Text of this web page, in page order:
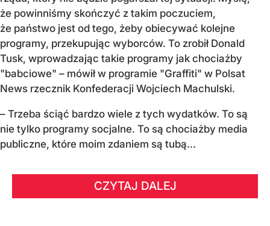
że powinniśmy skończyć z takim poczuciem,
że państwo jest od tego, żeby obiecywać kolejne
programy, przekupując wyborców. To zrobił Donald
Tusk, wprowadzając takie programy jak chociażby
"babciowe" – mówił w programie "Graffiti" w Polsat
News rzecznik Konfederacji Wojciech Machulski.
– Trzeba ściąć bardzo wiele z tych wydatków. To są
nie tylko programy socjalne. To są chociażby media
publiczne, które moim zdaniem są tubą...
CZYTAJ DALEJ